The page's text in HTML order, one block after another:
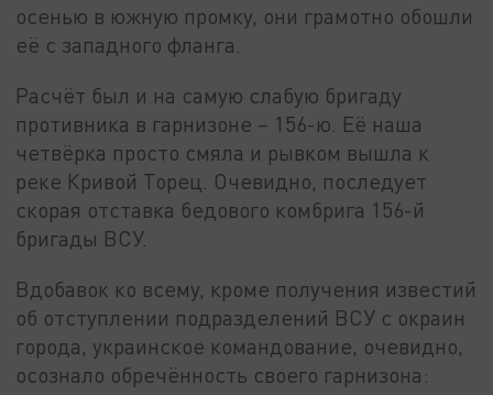
осенью в южную промку, они грамотно обошли
её с западного фланга.
Расчёт был и на самую слабую бригаду
противника в гарнизоне – 156-ю. Её наша
четвёрка просто смяла и рывком вышла к
реке Кривой Торец. Очевидно, последует
скорая отставка бедового комбрига 156-й
бригады ВСУ.
Вдобавок ко всему, кроме получения известий
об отступлении подразделений ВСУ с окраин
города, украинское командование, очевидно,
осознало обречённость своего гарнизона: